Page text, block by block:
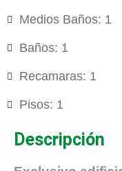
Medios Baños: 1
Baños: 1
Recamaras: 1
Pisos: 1
Descripción